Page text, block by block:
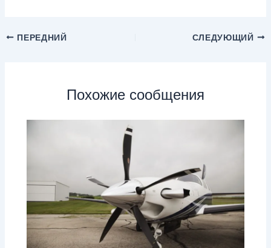
ПЕРЕДНИЙ СЛЕДУЮЩИЙ
Похожие сообщения